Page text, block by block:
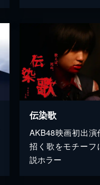
伝染歌
AKB48映画初出演
招く歌をモチーフ
説ホラー